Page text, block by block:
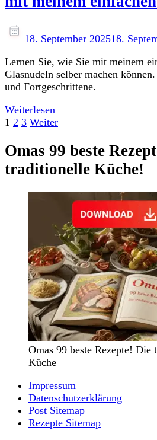
18. September 202518.
Lernen Sie, wie Sie mit meinem
Glasnudeln selber machen
und Fortgeschrittene.
Weiterlesen
Seitennummerierung
der
Beiträge
Seite
1 Seite
2 Seite
3 Weiter
Omas 99 beste
traditionelle Küche!
Omas 99 beste Rezepte! Die
Küche
Impressum
Datenschutzerklärung
Post Sitemap
Rezepte Sitemap